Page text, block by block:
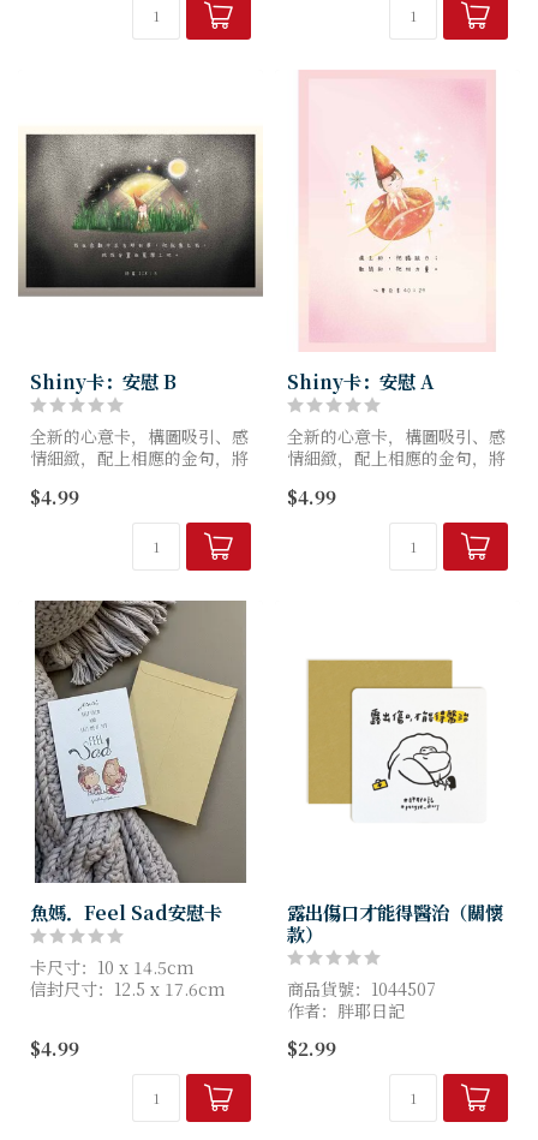
《患難中的幫助》關懷卡，
精選8段安慰與盼望的信息，
Shiny卡：安慰 B
全新的心意卡，構圖吸引、感
情細緻，配上相應的金句，將
他們的日子帶來光亮閃閃！
尺寸（闊x高mm）：150...
$4.99
Shiny卡：安慰 A
全新的心意卡，構圖吸引、感
情細緻，配上相應的金句，將
他們的日子帶來光亮閃閃！
尺寸（闊x高mm）：105...
$4.99
魚媽．Feel Sad安慰卡
卡尺寸：10 x 14.5cm
信封尺寸：12.5 x 17.6cm
$4.99
露出傷口才能得醫治（關懷
款）
商品貨號：1044507
作者：胖耶日記
$2.99